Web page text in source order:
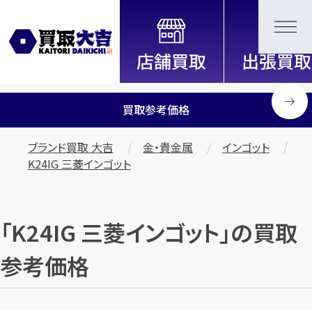
全国2200店舗以上展開中！
信頼と実績の買取専門店「買取大
吉」
買取参考価格
ブランド買取 大吉 金・貴金属
インゴット
K24IG 三菱インゴット
「K24IG 三菱インゴット」の買取
参考価格